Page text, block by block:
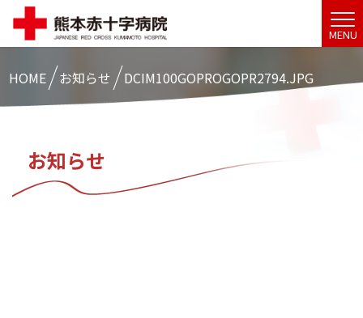
MENU
HOME お知らせ DCIM100GOPROGOPR2794.JPG
お知らせ